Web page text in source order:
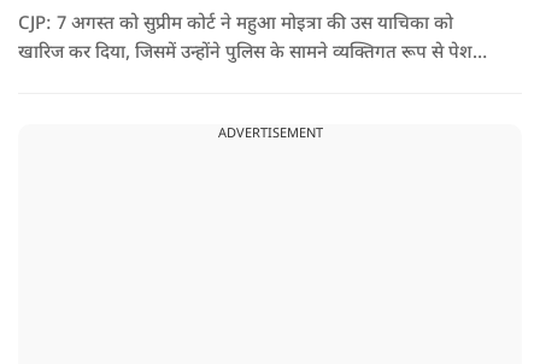
CJP: 7 अगस्त को सुप्रीम कोर्ट ने महुआ मोइत्रा की उस याचिका को
खारिज कर दिया, जिसमें उन्होंने पुलिस के सामने व्यक्तिगत रूप से पेश
ADVERTISEMENT